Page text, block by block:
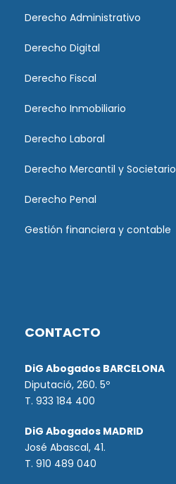
Derecho Administrativo
Derecho Digital
Derecho Fiscal
Derecho Inmobiliario
Derecho Laboral
Derecho Mercantil y Societario
Derecho Penal
Gestión financiera y contable
CONTACTO
DiG Abogados BARCELONA
Diputació, 260. 5º
T. 933 184 400
DiG Abogados MADRID
José Abascal, 41.
T. 910 489 040